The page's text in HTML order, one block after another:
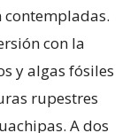
con la
y algas fósiles
rupestres
A dos